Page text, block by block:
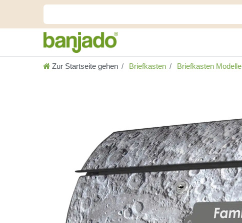
Zur Startseite gehen Briefkasten Briefkasten Modelle